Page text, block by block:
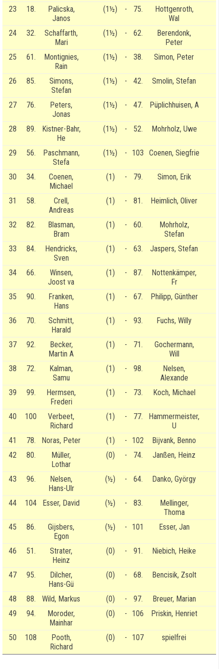
23 18.
Palicska,
Janos
(1½) - 75.
Hottgenroth,
Wal
24
32.
Schaffarth,
Mari
(1½) - 62.
Berendonk,
Peter
25
61.
Montignies,
Rain
(1½) - 38. Simon, Peter
26 85.
Simons,
Stefan
(1½) - 42. Smolin, Stefan
27 76.
Peters,
Jonas
(1½) - 47. Püplichhuisen, A
28 89.
Kistner-Bahr,
He
(1½) - 52. Mohrholz, Uwe
29 56.
Paschmann,
Stefa
(1½) - 103 Coenen, Siegfrie
30 34.
Coenen,
Michael
(1) - 79. Simon, Erik
31 58.
Crell,
Andreas
(1) - 81. Heimlich, Oliver
32 82.
Blasman,
Bram
(1) - 60.
Mohrholz,
Stefan
33
84.
Hendricks,
Sven
(1) - 63. Jaspers, Stefan
34 66.
Winsen,
Joost va
(1) - 87.
Nottenkämper,
Fr
35
90.
Franken,
Hans
(1) - 67. Philipp, Günther
36 70.
Schmitt,
Harald
(1) - 93. Fuchs, Willy
37 92.
Becker,
Martin A
(1) - 71.
Gochermann,
Will
38
72.
Kalman,
Samu
(1) - 98.
Nelsen,
Alexande
39
99.
Hermsen,
Frederi
(1) - 73. Koch, Michael
40 100
Verbeet,
Richard
(1) - 77.
Hammermeister,
U
41
78. Noras, Peter (1) - 102
Bijvank, Benno
42
80.
Müller,
Lothar
(0) - 74. Janßen, Heinz
43 96.
Nelsen,
Hans-Ulr
(½) - 64. Danko, György
44 104 Esser, David (½) - 83.
Mellinger,
Thoma
45
86.
Gijsbers,
Egon
(½) - 101 Esser, Jan
46 51.
Strater,
Heinz
(0) - 91. Niebich, Heike
47 95.
Dilcher,
Hans-Gü
(0) - 68. Bencisik, Zsolt
48 88. Wild, Markus (0) - 97.
Breuer, Marian
49
94.
Moroder,
Mainhar
(0) - 106 Priskin, Henriet
50 108
Pooth,
Richard
(0) - 107 spielfrei